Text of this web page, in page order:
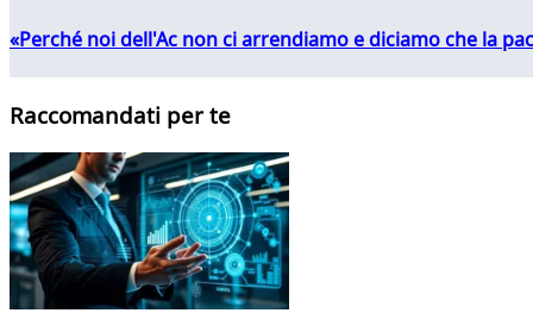
«Perché noi dell'Ac non ci arrendiamo e diciamo che la
Raccomandati per te